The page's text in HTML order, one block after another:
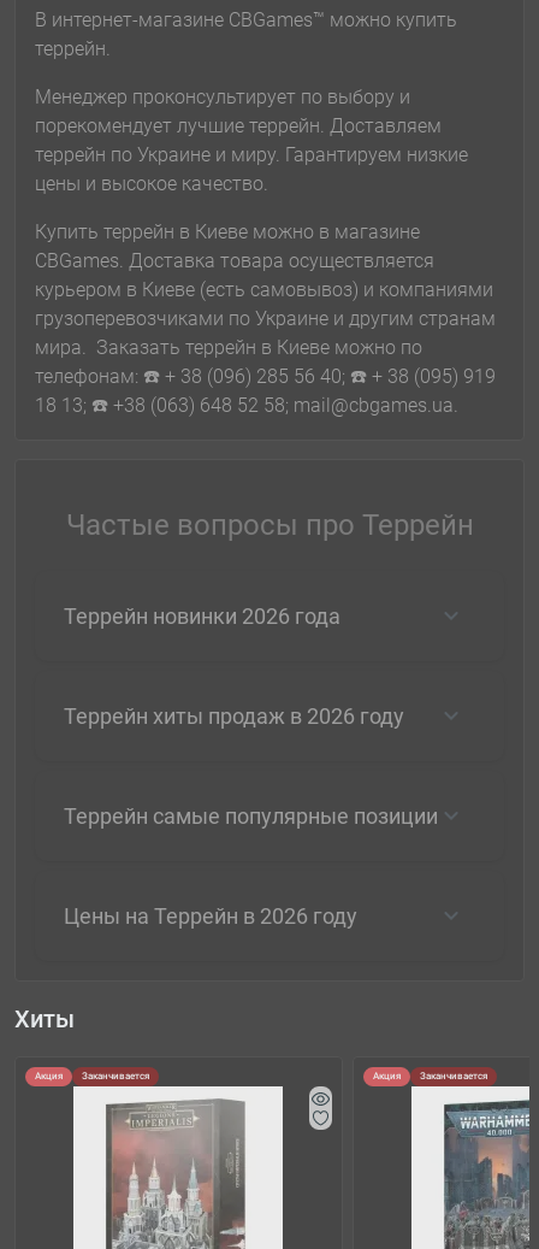
В интернет-магазине CBGames™ можно купить
террейн.
Менеджер проконсультирует по выбору и
порекомендует лучшие террейн. Доставляем
террейн по Украине и миру. Гарантируем низкие
цены и высокое качество.
Купить террейн в Киеве можно в магазине
CBGames. Доставка товара осуществляется
курьером в Киеве (есть самовывоз) и компаниями
грузоперевозчиками по Украине и другим странам
мира. Заказать террейн в Киеве можно по
телефонам: ☎️ + 38 (096) 285 56 40; ☎️ + 38 (095) 919
18 13; ☎️ +38 (063) 648 52 58; mail@cbgames.ua.
Частые вопросы про Террейн
Террейн новинки 2026 года
Террейн хиты продаж в 2026 году
Террейн самые популярные позиции
Цены на Террейн в 2026 году
Хиты
Акция Заканчивается Акция Заканчивается